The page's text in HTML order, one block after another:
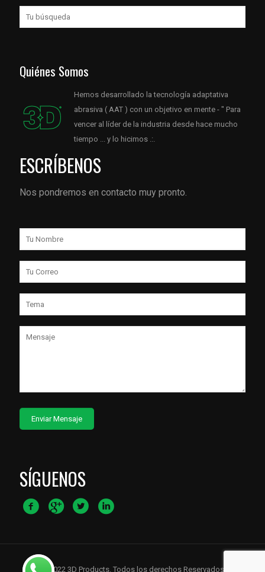
Quiénes Somos
Hemos desarrollado la tecnología adaptativa
abrasiva ( AAT ) con un objetivo en mente - " Para
vencer al líder de la industria desde hace mucho
tiempo ... y lo hicimos .:.
ESCRÍBENOS
Nos pondremos en contacto muy pronto.
SÍGUENOS
© 2022 3D Products. Todos los derechos Reservados